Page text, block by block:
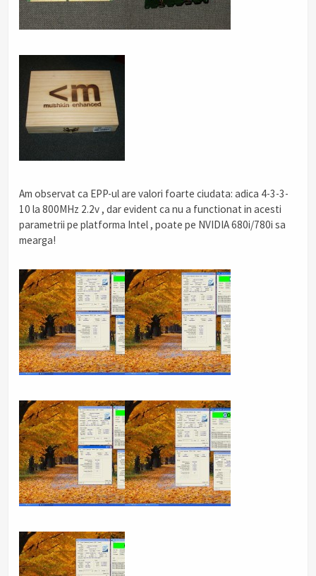
Am observat ca EPP-ul are valori foarte ciudata: adica 4-3-3-
10 la 800MHz 2.2v , dar evident ca nu a functionat in acesti
parametrii pe platforma Intel , poate pe NVIDIA 680i/780i sa
mearga!